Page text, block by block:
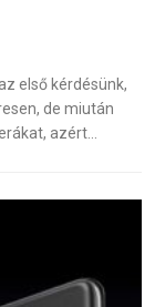
első kérdésünk,
de miután
azért…